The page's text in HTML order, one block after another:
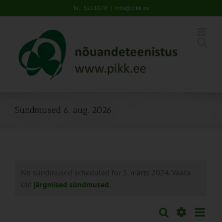
to
Tel: 5201078 | info@pikk.ee
Sündmused 6. aug. 2026
No sündmused scheduled for 5. märts 2024. Vaata
üle järgmised sündmused
Sündmused
Otsi Päev